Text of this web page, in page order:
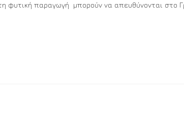
φυτική παραγωγή μπορούν να απευθύνονται στο